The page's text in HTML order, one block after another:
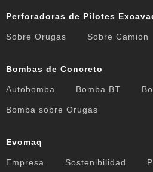
Perforadoras de Pilotes
Sobre Orugas Sobre Camión
Bombas de Concreto
Autobomba Bomba BT
Bomba sobre Orugas
Evomaq
Empresa Sostenibilidad